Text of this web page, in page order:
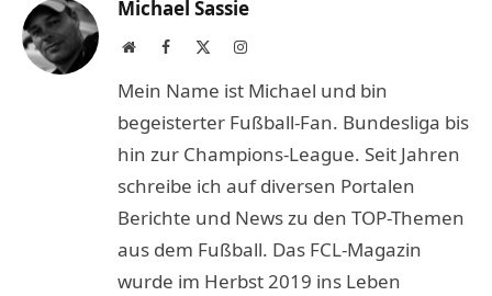
Michael Sassie
WebsiteFacebook Instagram
Mein Name ist Michael und bin
begeisterter Fußball-Fan. Bundesliga bis
hin zur Champions-League. Seit Jahren
schreibe ich auf diversen Portalen
Berichte und News zu den TOP-Themen
aus dem Fußball. Das FCL-Magazin
wurde im Herbst 2019 ins Leben